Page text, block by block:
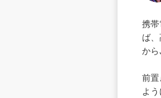
携帯
ば
から
前置
よ